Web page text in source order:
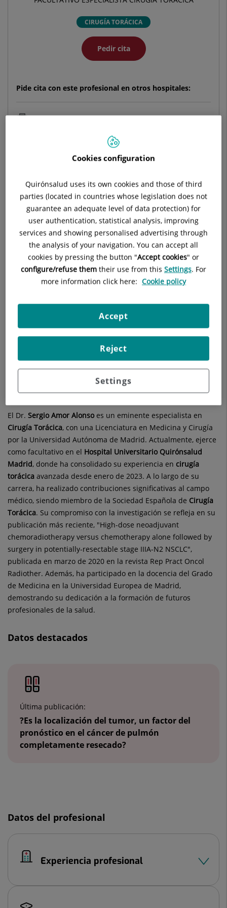
CIRUGÍA TORÁCICA
Pedir cita
Pide cita con este profesional en otros hospitales:
Hospital Universitario Quirónsalud Pozuelo
28223 Pozuelo de Alarcón Madrid
Hospital Universitario Ruber Juan Bravo
C/ Juan Bravo, 39 y 49
28006 Madrid
910 687 999
Hospital Universitario La Luz
C/ Maestro Ángel Llorca, 8
28003 Madrid
El Dr. Sergio Amor Alonsoes un eminente especialista en
Cirugía Torácica, con una Licenciatura en Medicina y Cirugía
por la Universidad Autónoma de Madrid. Actualmente, ejerce
como facultativo en el Hospital Universitario Quirónsalud
Madrid, donde ha consolidado su experiencia en cirugía
torácica avanzada desde enero de 2023. A lo largo de su
carrera, ha realizado contribuciones significativas al campo
médico, siendo miembro de la Sociedad Española de Cirugía
Torácica. Su compromiso con la investigación se refleja en su
publicación más reciente, "High-dose neoadjuvant
chemoradiotherapy versus chemotherapy alone followed by
surgery in potentially-resectable stage IIIA-N2 NSCLC",
publicada en marzo de 2020 en la revista Rep Pract Oncol
Radiother. Además, ha participado en la docencia del Grado
de Medicina en la Universidad Europea de Madrid,
demostrando su dedicación a la formación de futuros
profesionales de la salud.
Datos destacados
Última publicación:
?Es la localización del tumor, un factor del
pronóstico en el cáncer de pulmón
completamente resecado?
de
Datos del profesional
Experiencia profesional
Cookies configuration
Quirónsalud uses its own cookies and those of third
parties (located in countries whose legislation does not
guarantee an adequate level of data protection) for
user authentication, statistical analysis, improving
services and showing personalised advertising through
the analysis of your navigation. You can accept all
cookies by pressing the button "Accept cookies" or
configure/refuse them their use from this Settings. For
more information click here: Cookie policy
Settings
Reject
Accept